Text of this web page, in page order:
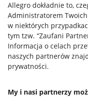
Allegro dokładnie to,
Administratorem
w niektórych
tym tzw. “Zaufani
Informacja o celach
naszych partnerów
prywatności.
My i nasi partnerzy
Przydatne informacje
Jak to działa